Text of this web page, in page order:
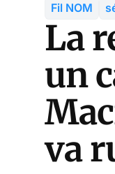
Fil NOM
La
un
va